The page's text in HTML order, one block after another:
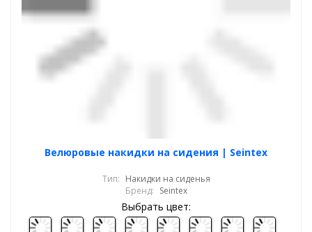
Велюровые накидки на сидения | Seintex
Тип: Накидки на сиденья
Бренд: Seintex
Выбрать цвет: